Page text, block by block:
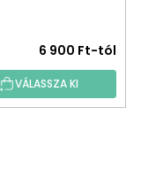
6 900 Ft-tól
VÁLASSZA KI